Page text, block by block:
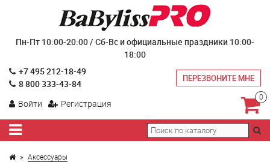
Пн-Пт 10:00-20:00 / Сб-Вс и официальные праздники 10:00-
18:00
+7 495 212-18-49
8 800 333-43-84
ПЕРЕЗВОНИТЕ МНЕ
Войти Регистрация
0
Аксессуары